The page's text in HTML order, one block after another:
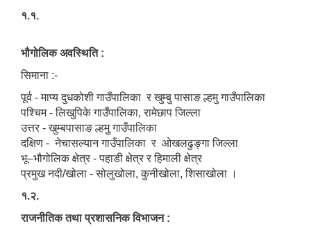
१.१.
भौगोलिक अवस्थिति :
सिमाना :-
पूर्व - माप्य दुधकोशी गाउँपालिका र खुम्बु पासाङ ल्हमु गाउँपालिका
पश्चिम - लिखुपिके गाउँपालिका, रामेछाप जिल्ला
उत्तर - खुम्बपासाङ ल्हमुु गाउँपालिका
दक्षिण - नेचासल्यान गाउँपालिका र ओखलढुङ्गा जिल्ला
भू–भौगोलिक क्षेत्र - पहाडी क्षेत्र र हिमाली क्षेत्र
प्रमुख नदी/खोला - सोलुखोला, कुनीखोला, शिसाखोला ।
१.२.
राजनीतिक तथा प्रशासनिक विभाजन :